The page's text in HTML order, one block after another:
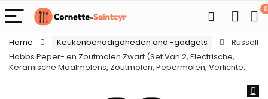
0
Home Keukenbenodigdheden and -gadgets
Russell
Hobbs Peper- en Zoutmolen Zwart (Set Van 2, Electrische,
Keramische Maalmolens, Zoutmolen, Pepermolen, Verlichte…